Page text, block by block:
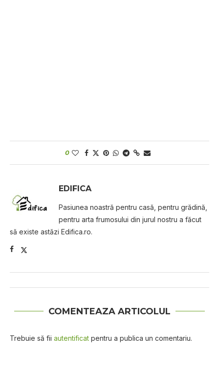
0
EDIFICA
Pasiunea noastră pentru casă, pentru grădină,
pentru arta frumosului din jurul nostru a făcut
să existe astăzi Edifica.ro.
COMENTEAZA ARTICOLUL
Trebuie să fii autentificat pentru a publica un comentariu.